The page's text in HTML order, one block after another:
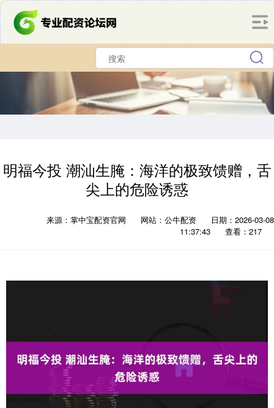
明福今投 潮汕生腌：海洋的极致馈赠，舌
尖上的危险诱惑
来源：掌中宝配资官网 网站：公牛配资
日期：2026-03-08
11:37:43
查看：217